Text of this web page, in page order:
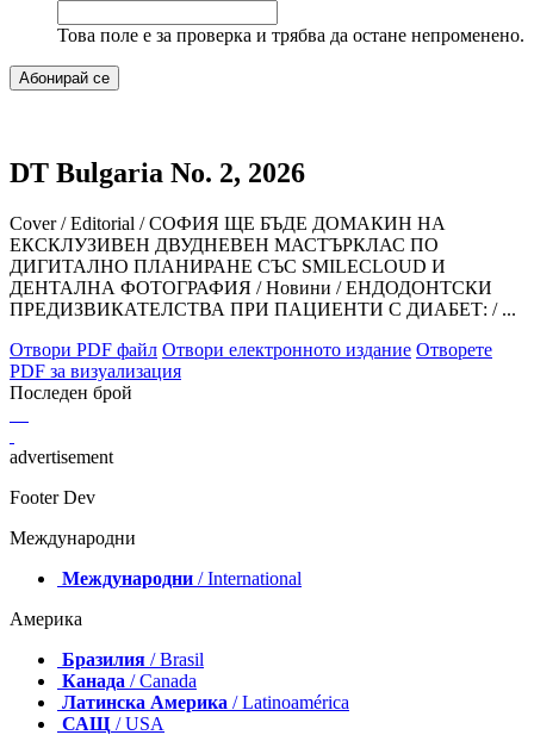
Това поле е за проверка и трябва да остане непроменено.
DT Bulgaria No. 2, 2026
Cover / Editorial / СОФИЯ ЩЕ БЪДЕ ДОМАКИН НА
ЕКСКЛУЗИВЕН ДВУДНЕВЕН МАСТЪРКЛАС ПО
ДИГИТАЛНО ПЛАНИРАНЕ СЪС SMILECLOUD И
ДЕНТАЛНА ФОТОГРАФИЯ / Hовини / ЕНДОДОНТСКИ
ПРЕДИЗВИКАТЕЛСТВА ПРИ ПАЦИЕНТИ С ДИАБЕТ: / ...
Отвори PDF файл Отвори електронното издание Отворете
PDF за визуализация
Последен брой
advertisement
Footer Dev
Международни
Международни / International
Америка
Бразилия / Brasil
Канада / Canada
Латинска Америка / Latinoamérica
САЩ / USA